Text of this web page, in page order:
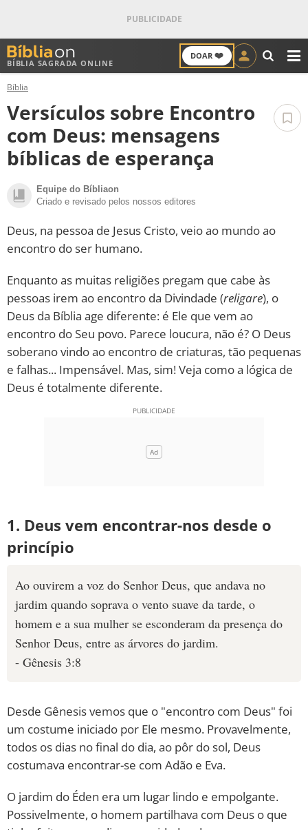
BÍBLIA SAGRADA ONLINE
DOAR ❤️
ANTIGO TESTAMENTO
VERSÍCULOS
VERSÍCULO DO DIA
PALAVRA DO DIA
DEVOCIONAL DIÁRIO
10 MANDAMENTOS
ESTUDOS BÍBLICOS
QUEM SOMOS
LOJA BÍBLIAON
Bíblia
Versículos sobre Encontro
com Deus: mensagens
bíblicas de esperança
Equipe do Bíbliaon
Criado e revisado pelos nossos editores
Deus, na pessoa de Jesus Cristo, veio ao mundo ao
encontro do ser humano.
Enquanto as muitas religiões pregam que cabe às
pessoas irem ao encontro da Divindade (religare), o
Deus da Bíblia age diferente: é Ele que vem ao
encontro do Seu povo. Parece loucura, não é? O Deus
soberano vindo ao encontro de criaturas, tão pequenas
e falhas... Impensável. Mas, sim! Veja como a lógica de
Deus é totalmente diferente.
1. Deus vem encontrar-nos desde o
princípio
Ao ouvirem a voz do Senhor Deus, que andava no
jardim quando soprava o vento suave da tarde, o
homem e a sua mulher se esconderam da presença do
Senhor Deus, entre as árvores do jardim.
- Gênesis 3:8
Desde Gênesis vemos que o "encontro com Deus" foi
um costume iniciado por Ele mesmo. Provavelmente,
todos os dias no final do dia, ao pôr do sol, Deus
costumava encontrar-se com Adão e Eva.
O jardim do Éden era um lugar lindo e empolgante.
Possivelmente, o homem partilhava com Deus o que